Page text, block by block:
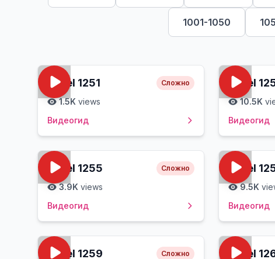
1001-1050
Level 1251 Сложно
1.5K views
Видеогид
Level
10.5K
Видеогид
Level 1255 Сложно
3.9K views
Видеогид
Level
9.5K
Видеогид
Level 1259 Сложно Level